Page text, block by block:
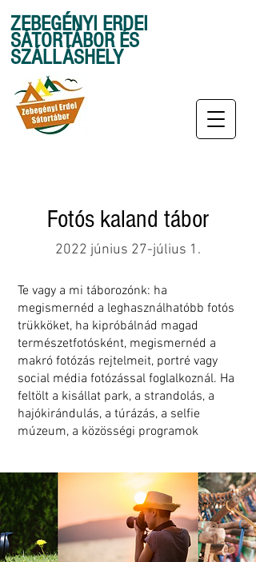
ZEBEGÉNYI ERDEI
SÁTORTÁBOR ÉS
SZÁLLÁSHELY
Fotós kaland tábor
2022 június 27-július 1.
Te vagy a mi táborozónk: ha
megismernéd a leghasználhatóbb fotós
trükköket, ha kipróbálnád magad
természetfotósként, megismernéd a
makró fotózás rejtelmeit, portré vagy
social média fotózással foglalkoznál. Ha
feltölt a kisállat park, a strandolás, a
hajókirándulás, a túrázás, a selfie
múzeum, a közösségi programok